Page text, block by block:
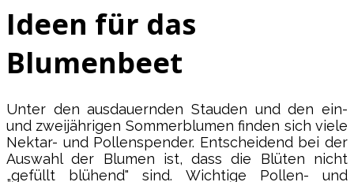
Ideen für das
Blumenbeet
Unter den ausdauernden Stauden und den ein-
und zweijährigen Sommerblumen finden sich viele
Nektar- und Pollenspender. Entscheidend bei der
Auswahl der Blumen ist, dass die Blüten nicht
„gefüllt blühend" sind. Wichtige Pollen- und